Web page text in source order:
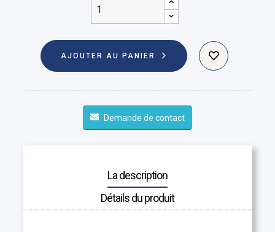
AJOUTER AU PANIER
Demande de contact
La description
Détails du produit